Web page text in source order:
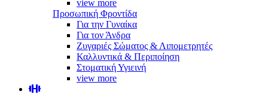
view more
Προσωπική Φροντίδα
Για την Γυναίκα
Για τον Άνδρα
Ζυγαριές Σώματος & Λιπομετρητές
Καλλυντικά & Περιποίηση
Στοματική Υγιεινή
view more